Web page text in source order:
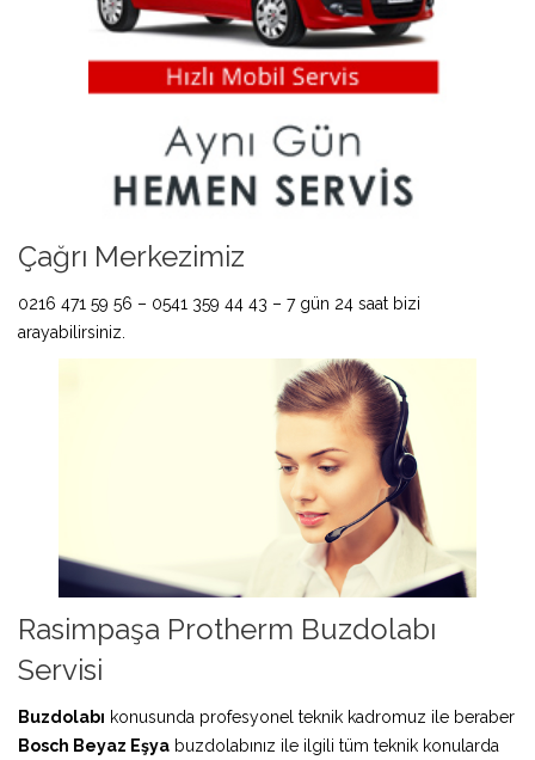
Çağrı Merkezimiz
0216 471 59 56 – 0541 359 44 43 – 7 gün 24 saat bizi
arayabilirsiniz.
Rasimpaşa Protherm Buzdolabı
Servisi
Buzdolabı konusunda profesyonel teknik kadromuz ile beraber
Bosch Beyaz Eşya buzdolabınız ile ilgili tüm teknik konularda